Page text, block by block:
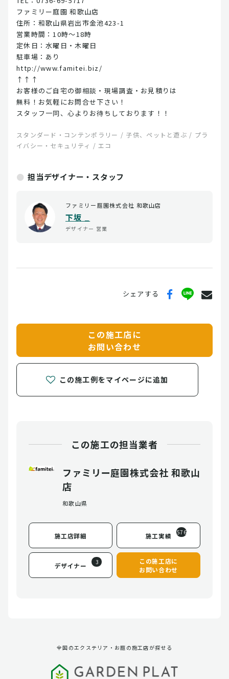
ファミリー庭園 和歌山店
住所：和歌山県岩出市金池423-1
営業時間：10時～18時
定休日：水曜日・木曜日
駐車場：あり
http://www.famitei.biz/
↑↑↑
お客様のご自宅の御相談・現場調査・お見積りは
無料！お気軽にお問合せ下さい！
スタッフ一同、心よりお待ちしております！！
スタンダード・コンテンポラリー / 子供、ペットと遊ぶ / プラ
イバシー・セキュリティ / エコ
担当デザイナー・スタッフ
ファミリー庭園株式会社 和歌山店
下坂 _
デザイナー 営業
シェアする
この施工店に
お問い合わせ
この施工例をマイページに追加
この施工の担当業者
ファミリー庭園株式会社 和歌山
店
和歌山県
施工店詳細 施工実績 576
デザイナー 3
この施工店に
お問い合わせ
全国のエクステリア・お庭の施工店が探せる